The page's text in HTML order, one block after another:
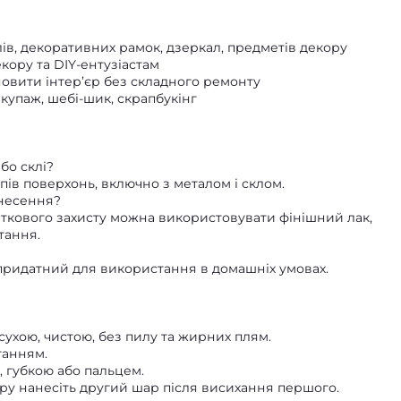
декоративних рамок, дзеркал, предметів декору
та DIY-ентузіастам
інтер’єр без складного ремонту
шебі-шик, скрапбукінг
склі?
поверхонь, включно з металом і склом.
захисту можна використовувати фінішний лак,
для використання в домашніх умовах.
чистою, без пилу та жирних плям.
або пальцем.
нанесіть другий шар після висихання першого.